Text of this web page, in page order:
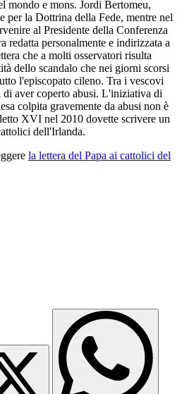
mondo e mons. Jordi Bertomeu,
per la Dottrina della Fede, mentre nel
al Presidente della Conferenza
redatta personalmente e indirizzata a
che a molti osservatori risulta
dello scandalo che nei giorni scorsi
l'episcopato cileno. Tra i vescovi
aver coperto abusi. L'iniziativa di
colpita gravemente da abusi non è
XVI nel 2010 dovette scrivere un
dell'Irlanda.
la lettera del Papa ai cattolici del